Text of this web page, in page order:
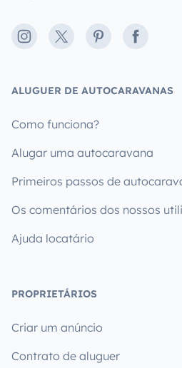
Instagram
X PinterestFacebook
ALUGUER DE AUTOCARAVANAS
Como funciona?
Alugar uma autocaravana
Primeiros passos de
Os comentários dos nossos
Ajuda locatário
PROPRIETÁRIOS
Criar um anúncio
Contrato de aluguer